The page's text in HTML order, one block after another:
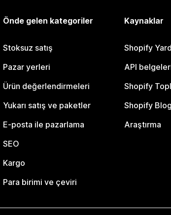
Önde gelen kategoriler
Stoksuz satış
Pazar yerleri
Ürün değerlendirmeleri
Yukarı satış ve paketler
E-posta ile pazarlama
SEO
Kargo
Para birimi ve çeviri
Kaynaklar
Shopify
API
Shopify
Shopify
Araştırma